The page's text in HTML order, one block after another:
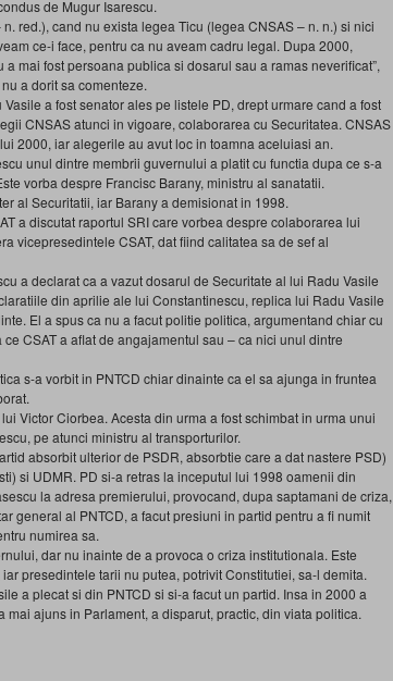
de Mugur Isarescu.
red.), cand nu exista legea Ticu (legea CNSAS – n. n.) si nici
ce-i face, pentru ca nu aveam cadru legal. Dupa 2000,
mai fost persoana publica si dosarul sau a ramas neverificat”,
a dorit sa comenteze.
a fost senator ales pe listele PD, drept urmare cand a fost
CNSAS atunci in vigoare, colaborarea cu Securitatea. CNSAS
2000, iar alegerile au avut loc in toamna aceluiasi an.
unul dintre membrii guvernului a platit cu functia dupa ce s-a
vorba despre Francisc Barany, ministru al sanatatii.
al Securitatii, iar Barany a demisionat in 1998.
a discutat raportul SRI care vorbea despre colaborarea lui
vicepresedintele CSAT, dat fiind calitatea sa de sef al
a declarat ca a vazut dosarul de Securitate al lui Radu Vasile
din aprilie ale lui Constantinescu, replica lui Radu Vasile
El a spus ca nu a facut politie politica, argumentand chiar cu
CSAT a aflat de angajamentul sau – ca nici unul dintre
s-a vorbit in PNTCD chiar dinainte ca el sa ajunga in fruntea
Victor Ciorbea. Acesta din urma a fost schimbat in urma unui
pe atunci ministru al transporturilor.
absorbit ulterior de PSDR, absorbtie care a dat nastere PSD)
si UDMR. PD si-a retras la inceputul lui 1998 oamenii din
la adresa premierului, provocand, dupa saptamani de criza,
general al PNTCD, a facut presiuni in partid pentru a fi numit
numirea sa.
dar nu inainte de a provoca o criza institutionala. Este
presedintele tarii nu putea, potrivit Constitutiei, sa-l demita.
a plecat si din PNTCD si si-a facut un partid. Insa in 2000 a
ajuns in Parlament, a disparut, practic, din viata politica.